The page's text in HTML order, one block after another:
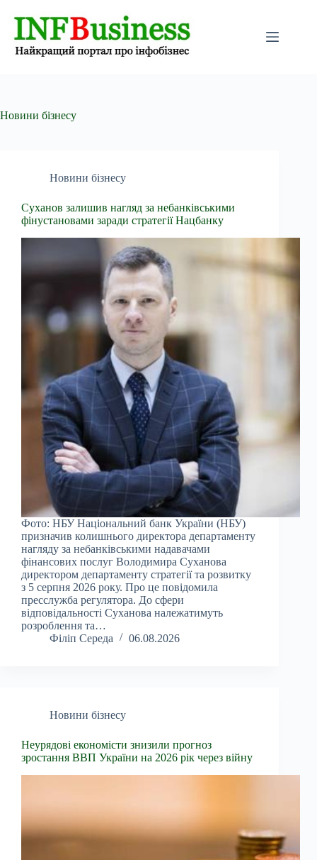
Новини бізнесу
Новини бізнесу
Суханов залишив нагляд за небанківськими
фінустановами заради стратегії Нацбанку
Фото: НБУ Національний банк України (НБУ)
призначив колишнього директора департаменту
нагляду за небанківськими надавачами
фінансових послуг Володимира Суханова
директором департаменту стратегії та розвитку
з 5 серпня 2026 року. Про це повідомила
пресслужба регулятора. До сфери
відповідальності Суханова належатимуть
розроблення та…
Філіп Середа
06.08.2026
Новини бізнесу
Неурядові економісти знизили прогноз
зростання ВВП України на 2026 рік через війну